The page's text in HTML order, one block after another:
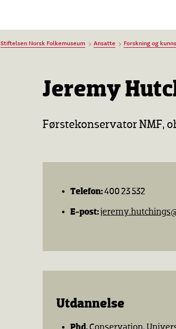
Stiftelsen Norsk Folkemuseum Ansatte Forskning og
Jeremy
Førstekonservator NMF,
Telefon:400 23 532
E-post:
Utdannelse